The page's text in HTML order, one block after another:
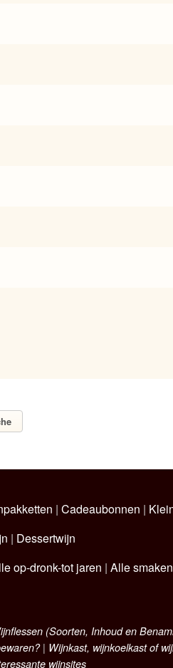
| Cadeaubonnen |
| Dessertwijn
op-dronk-tot jaren | Alle
(Soorten, Inhoud en
| Wijnkast, wijnkoelkast of
wijnsites